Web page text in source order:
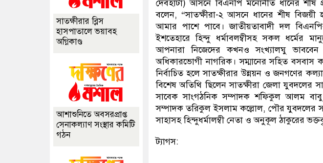
দেবহাটা) আসনে বিএনপি মনোনীত ধানের শীষ
বলেন, “সাতক্ষীরা-২ আসনে ধানের শীষ
আমার পাশে পাবে। জাতীয়তাবাদী দল
ইশতেহারে হিন্দু ধর্মাবলম্বীসহ সকল ধর্মের
আপনারা নিজেদের কখনও সংখ্যালঘু
অধিকারভোগী নাগরিক। সম্মানের সহিত
নির্বাচিত হলে সাতক্ষীরার উন্নয়ন ও জনগণের
বিশেষ অতিথি ছিলেন সাতক্ষীরা জেলা
সাবেক সাংগঠনিক সম্পাদক শফিকুল আলম
সম্পাদক তরিকুল ইসলাম কল্লোল, পৌর যুবদলের
সাহাসহ হিন্দুধর্মালম্বী নেতা ও অনুকূল ঠাকুরের
ট্যাগস:
সাতক্ষীরার ব্লিস
হাসপাতালে ভয়াবহ
অগ্নিকাণ্ড
আশাশুনিতে অবসরপ্রাপ্ত
সেনাকল্যাণ সংস্থার কমিটি
গঠন